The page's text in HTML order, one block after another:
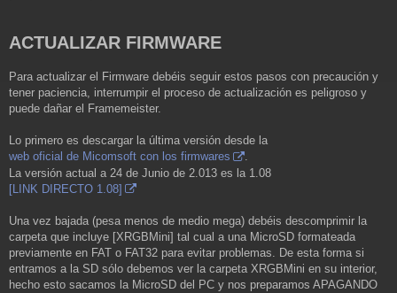
ACTUALIZAR FIRMWARE
Para actualizar el Firmware debéis seguir estos pasos con precaución y
tener paciencia, interrumpir el proceso de actualización es peligroso y
puede dañar el Framemeister.
Lo primero es descargar la última versión desde la
web oficial de Micomsoft con los firmwares
La versión actual a 24 de Junio de 2.013 es la 1.08
[LINK DIRECTO 1.08]
Una vez bajada (pesa menos de medio mega) debéis descomprimir la
carpeta que incluye [XRGBMini] tal cual a una MicroSD formateada
previamente en FAT o FAT32 para evitar problemas. De esta forma si
entramos a la SD sólo debemos ver la carpeta XRGBMini en su interior,
hecho esto sacamos la MicroSD del PC y nos preparamos APAGANDO